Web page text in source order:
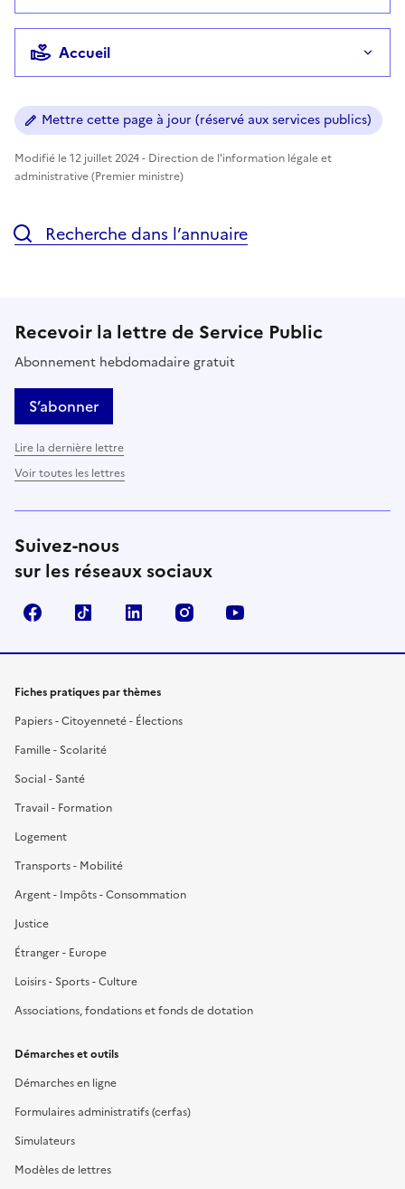
Accueil
Mettre cette page à jour (réservé aux services publics)
Modifié le 12 juillet 2024 - Direction de l'information légale et
administrative (Premier ministre)
Recherche dans l’annuaire
Recevoir la lettre de Service Public
Abonnement hebdomadaire gratuit
S’abonner
Lire la dernière lettre
Voir toutes les lettres
Suivez-nous
sur les réseaux sociaux
FacebookTikTok LinkedIn Instagram
Fiches pratiques par thèmes
Papiers - Citoyenneté - Élections
Famille - Scolarité
Social - Santé
Travail - Formation
Logement
Transports - Mobilité
Argent - Impôts - Consommation
Justice
Étranger - Europe
Loisirs - Sports - Culture
Associations, fondations et fonds de dotation
Démarches et outils
Démarches en ligne
Formulaires administratifs (cerfas)
Simulateurs
Modèles de lettres